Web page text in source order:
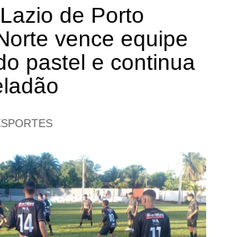
de Porto
vence equipe
pastel e continua